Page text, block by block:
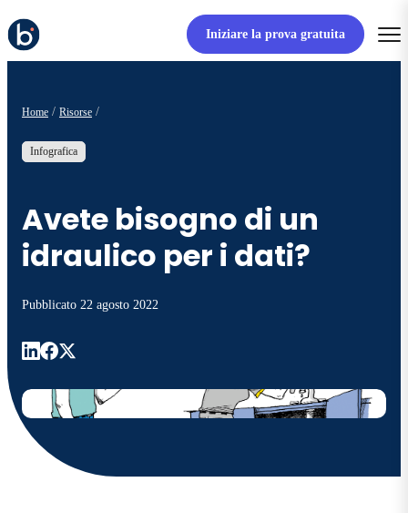
Iniziare la prova gratuita
Home Risorse
Infografica
Avete bisogno di un
idraulico per i dati?
Pubblicato 22 agosto 2022